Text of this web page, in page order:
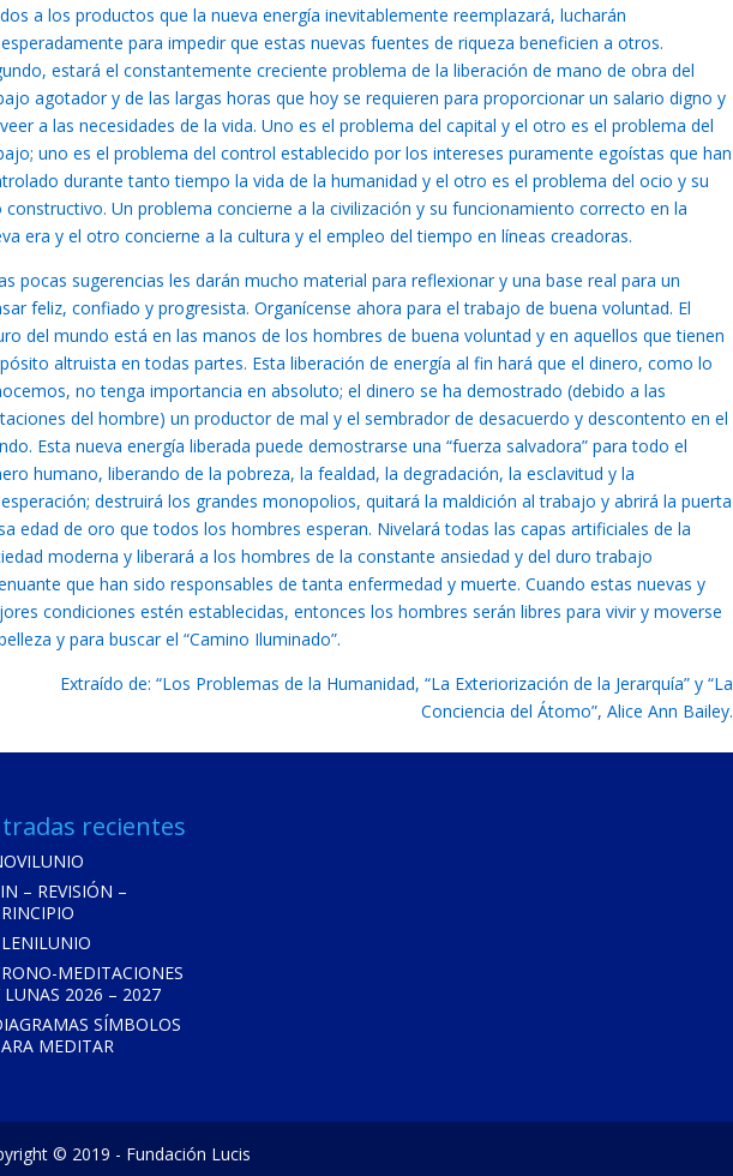
a los productos que la nueva energía inevitablemente reemplazará, lucharán
para impedir que estas nuevas fuentes de riqueza beneficien a otros.
estará el constantemente creciente problema de la liberación de mano de obra del
agotador y de las largas horas que hoy se requieren para proporcionar un salario digno y
a las necesidades de la vida. Uno es el problema del capital y el otro es el problema del
uno es el problema del control establecido por los intereses puramente egoístas que han
durante tanto tiempo la vida de la humanidad y el otro es el problema del ocio y su
constructivo. Un problema concierne a la civilización y su funcionamiento correcto en la
era y el otro concierne a la cultura y el empleo del tiempo en líneas creadoras.
pocas sugerencias les darán mucho material para reflexionar y una base real para un
feliz, confiado y progresista. Organícense ahora para el trabajo de buena voluntad. El
del mundo está en las manos de los hombres de buena voluntad y en aquellos que tienen
altruista en todas partes. Esta liberación de energía al fin hará que el dinero, como lo
no tenga importancia en absoluto; el dinero se ha demostrado (debido a las
del hombre) un productor de mal y el sembrador de desacuerdo y descontento en el
Esta nueva energía liberada puede demostrarse una “fuerza salvadora” para todo el
humano, liberando de la pobreza, la fealdad, la degradación, la esclavitud y la
destruirá los grandes monopolios, quitará la maldición al trabajo y abrirá la puerta
edad de oro que todos los hombres esperan. Nivelará todas las capas artificiales de la
moderna y liberará a los hombres de la constante ansiedad y del duro trabajo
que han sido responsables de tanta enfermedad y muerte. Cuando estas nuevas y
condiciones estén establecidas, entonces los hombres serán libres para vivir y moverse
y para buscar el “Camino Iluminado”.
Extraído de: “Los Problemas de la Humanidad, “La Exteriorización de la Jerarquía” y “La
Conciencia del Átomo”, Alice Ann Bailey.
recientes
– REVISIÓN –
MEDITACIONES
LUNAS 2026 – 2027
SÍMBOLOS
MEDITAR
© 2019 - Fundación Lucis